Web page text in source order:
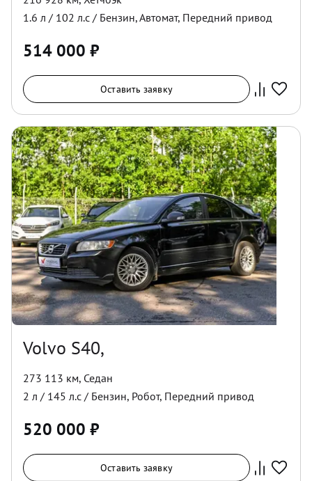
1.6 л / 102 л.с / Бензин,Автомат, Передний привод
514 000 ₽
Оставить заявку
Volvo S40,
273 113 км, Седан
2 л / 145 л.с / Бензин, Робот, Передний привод
520 000 ₽
Оставить заявку